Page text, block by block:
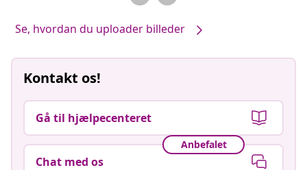
Se, hvordan du uploader billeder
Kontakt os!
Gå til hjælpecenteret
Anbefalet
Chat med os